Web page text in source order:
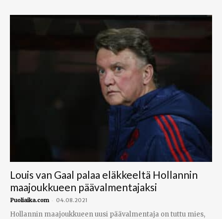
Louis van Gaal palaa eläkkeeltä Hollannin
maajoukkueen päävalmentajaksi
Puoliaika.com - 04.08.2021
Hollannin maajoukkueen uusi päävalmentaja on tuttu mies,